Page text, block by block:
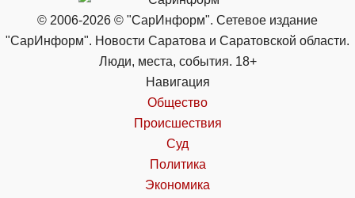
© 2006-2026 © "СарИнформ". Сетевое издание
"СарИнформ". Новости Саратова и Саратовской области.
Люди, места, события. 18+
Навигация
Общество
Происшествия
Суд
Политика
Экономика